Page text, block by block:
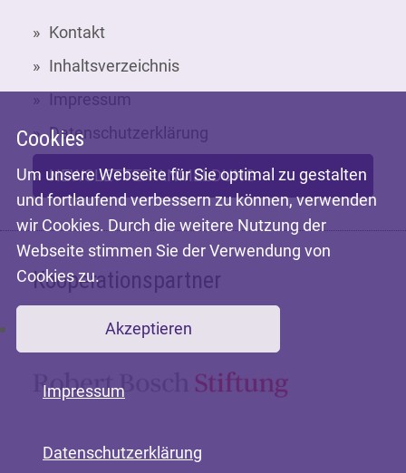
Kontakt
Inhaltsverzeichnis
Impressum
Datenschutzerklärung
NEWSLETTER-ANMELDUNG
Kooperationspartner
Mit freundlicher Unterstützung der
Cookies
Um unsere Webseite für Sie optimal zu gestalten
und fortlaufend verbessern zu können, verwenden
wir Cookies. Durch die weitere Nutzung der
Webseite stimmen Sie der Verwendung von
Cookies zu.
Akzeptieren
Impressum
Datenschutzerklärung